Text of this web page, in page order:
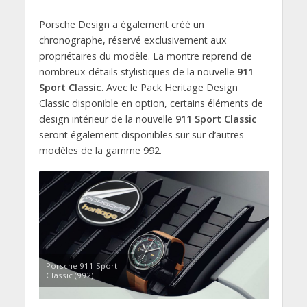
Porsche Design a également créé un
chronographe, réservé exclusivement aux
propriétaires du modèle. La montre reprend de
nombreux détails stylistiques de la nouvelle 911
Sport Classic. Avec le Pack Heritage Design
Classic disponible en option, certains éléments de
design intérieur de la nouvelle 911 Sport Classic
seront également disponibles sur sur d’autres
modèles de la gamme 992.
Porsche 911 Sport
Classic (992)